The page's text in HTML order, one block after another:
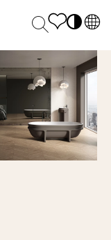
EN
DE
UK
RU
SA